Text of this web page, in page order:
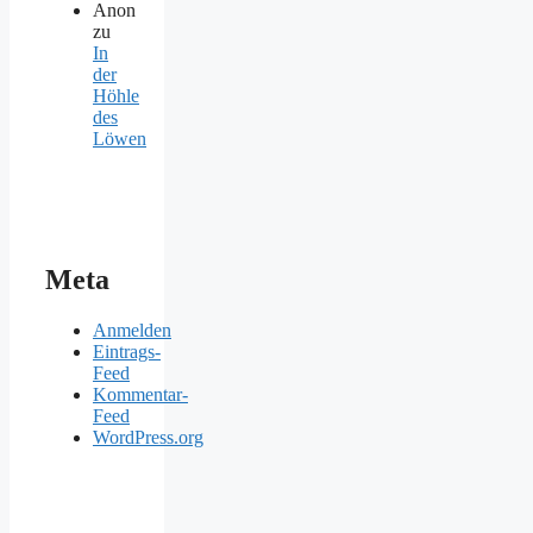
Anon
zu
In
der
Höhle
des
Löwen
Meta
Anmelden
Eintrags-
Feed
Kommentar-
Feed
WordPress.org